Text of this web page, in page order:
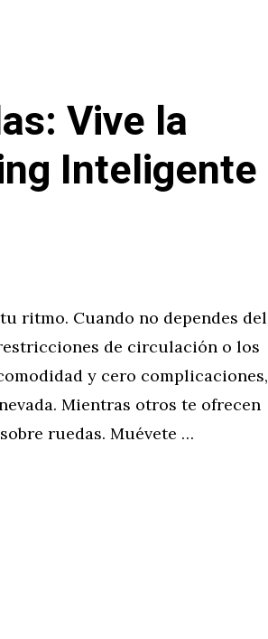
Vive la
Inteligente
ritmo. Cuando no dependes del
de circulación o los
y cero complicaciones,
Mientras otros te ofrecen
ruedas. Muévete …